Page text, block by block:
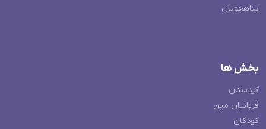
پناهجویان
بخش ها
کردستان
قربانیان مین
کودکان